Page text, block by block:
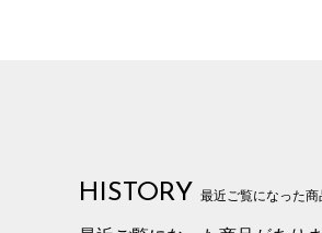
HISTORY 最近ご覧になった商